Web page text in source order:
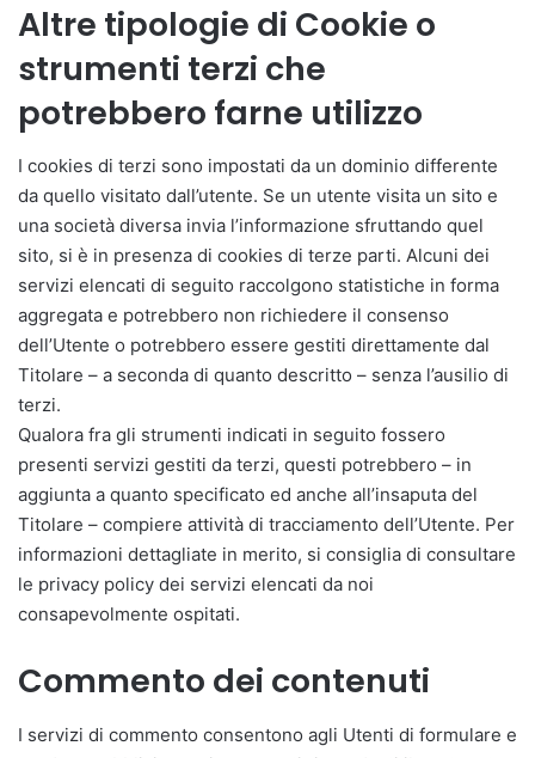
Altre tipologie di Cookie o
strumenti terzi che
potrebbero farne utilizzo
I cookies di terzi sono impostati da un dominio differente
da quello visitato dall’utente. Se un utente visita un sito e
una società diversa invia l’informazione sfruttando quel
sito, si è in presenza di cookies di terze parti. Alcuni dei
servizi elencati di seguito raccolgono statistiche in forma
aggregata e potrebbero non richiedere il consenso
dell’Utente o potrebbero essere gestiti direttamente dal
Titolare – a seconda di quanto descritto – senza l’ausilio di
terzi.
Qualora fra gli strumenti indicati in seguito fossero
presenti servizi gestiti da terzi, questi potrebbero – in
aggiunta a quanto specificato ed anche all’insaputa del
Titolare – compiere attività di tracciamento dell’Utente. Per
informazioni dettagliate in merito, si consiglia di consultare
le privacy policy dei servizi elencati da noi
consapevolmente ospitati.
Commento dei contenuti
I servizi di commento consentono agli Utenti di formulare e